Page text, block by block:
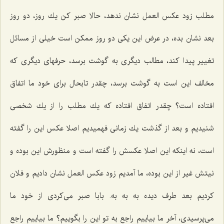
مطلب زود عكس العمل نشان ندهد، حالا صبر كن یك روز، دو روز
بعد نشان بده، در عرض این یكی دو روز ممكن است خیلی از مسائل
تغییر پیدا كند، مطالب دیگری به گوشت برسد، حرفهای دیگری كه
مخالف این است به گوشت برسد، چقدر تابحال برای خود ما اتفاق
افتاده است؟ چقدر اتفاق افتاده كه یك مطلب را از یك شخصی
شنیدیم و بعد از گذشت یك زمانی فهمیدیم اصلا عكس این را گفته
است، نه اینكه این اصلا عكسش را گفته است و منظورش این بوده و
نیتش غیر از این بوده، ما آمدیم زود عكس العمل نشان دادیم و فلان
كردیم بعد طرف دیده به به به. بابا صبر می‌كردی از خود ما
می‌پرسیدی، آخر ما بیاییم راجع به تو این را بگوییم؟ ما بیاییم راجع